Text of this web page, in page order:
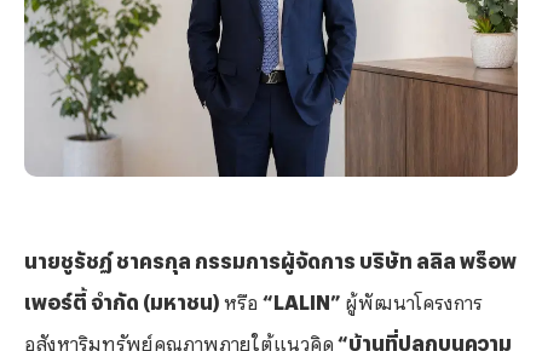
นายชูรัชฏ์ ชาครกุล กรรมการผู้จัดการ บริษัท ลลิล พร็อพ
เพอร์ตี้ จำกัด (มหาชน) หรือ “LALIN” ผู้พัฒนาโครงการ
อสังหาริมทรัพย์คุณภาพภายใต้แนวคิด “บ้านที่ปลูกบนความ